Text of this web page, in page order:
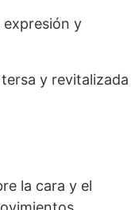
expresión y
y revitalizada
la cara y el